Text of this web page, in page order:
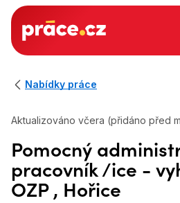
Hlavní záhlaví
Nabídky práce
Aktualizováno včera (přidáno před
Pomocný
pracovník /ice -
OZP , Hořice